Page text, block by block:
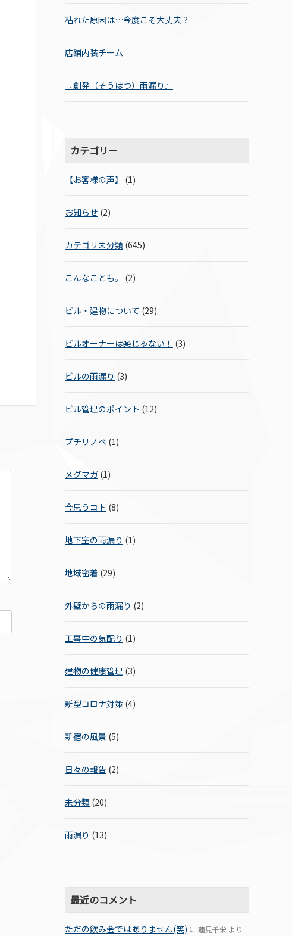
枯れた原因は…今度こそ大丈夫？
店舗内装チーム
『創発（そうはつ）雨漏り』
カテゴリー
【お客様の声】 (1)
お知らせ (2)
カテゴリ未分類 (645)
こんなことも。 (2)
ビル・建物について (29)
ビルオーナーは楽じゃない！ (3)
ビルの雨漏り (3)
ビル管理のポイント (12)
プチリノベ (1)
メグマガ (1)
今思うコト (8)
地下室の雨漏り (1)
地域密着 (29)
外壁からの雨漏り (2)
工事中の気配り (1)
建物の健康管理 (3)
新型コロナ対策 (4)
新宿の風景 (5)
日々の報告 (2)
未分類 (20)
雨漏り (13)
最近のコメント
ただの飲み会ではありません(笑) に 蓮見千栄 より